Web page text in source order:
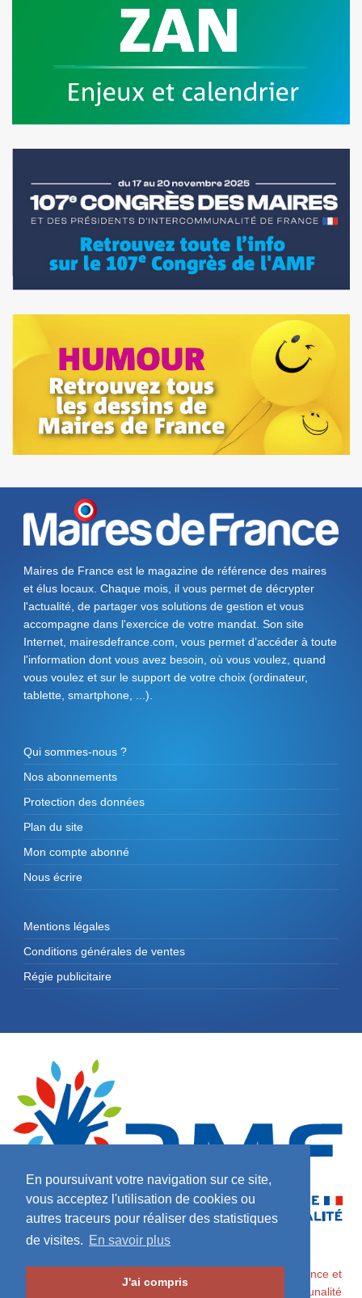
En poursuivant votre navigation sur ce site,
vous acceptez l'utilisation de cookies ou
autres traceurs pour réaliser des statistiques
de visites. En savoir plus
J'ai compris
Maires de France est le magazine de référence des maires
et élus locaux. Chaque mois, il vous permet de décrypter
l'actualité, de partager vos solutions de gestion et vous
accompagne dans l'exercice de votre mandat. Son site
Internet, mairesdefrance.com, vous permet d’accéder à toute
l'information dont vous avez besoin, où vous voulez, quand
vous voulez et sur le support de votre choix (ordinateur,
tablette, smartphone, ...).
Qui sommes-nous ?
Nos abonnements
Protection des données
Plan du site
Mon compte abonné
Nous écrire
Mentions légales
Conditions générales de ventes
Régie publicitaire
Maires de France / Association des Maires de France et
des Présidents d'Intercommunalité